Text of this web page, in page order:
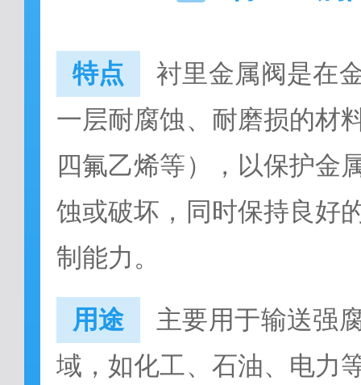
特点
衬里金属阀是在
一层耐腐蚀、耐磨损的材
四氟乙烯等），以保护金
蚀或破坏，同时保持良好
制能力。
用途
主要用于输送强
域，如化工、石油、电力